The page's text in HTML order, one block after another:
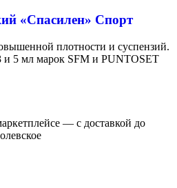
«Спасилен» Спорт
плотности и суспензий.
5 мл марок SFM и PUNTOSET
— с доставкой до